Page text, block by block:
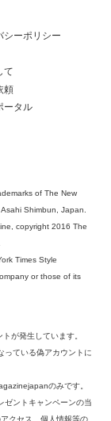
シーポリシー
て
頼
ータル
of The New
Shimbun, Japan.
copyright 2016 The
Times Style
or those of its
が発生しています。
っている偽アカウントに
のみです。
ゼントキャンペーンの当
クセス、個人情報等の